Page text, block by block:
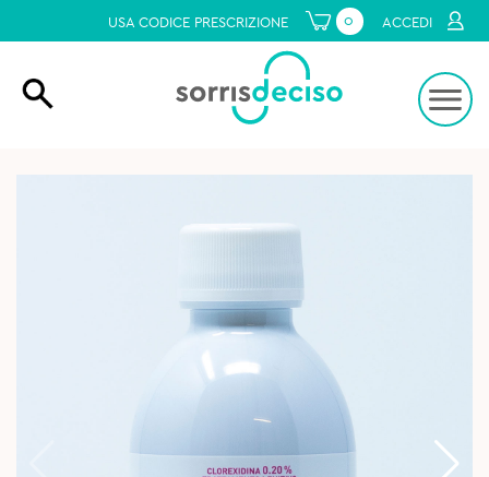
USA CODICE PRESCRIZIONE 0 ACCEDI